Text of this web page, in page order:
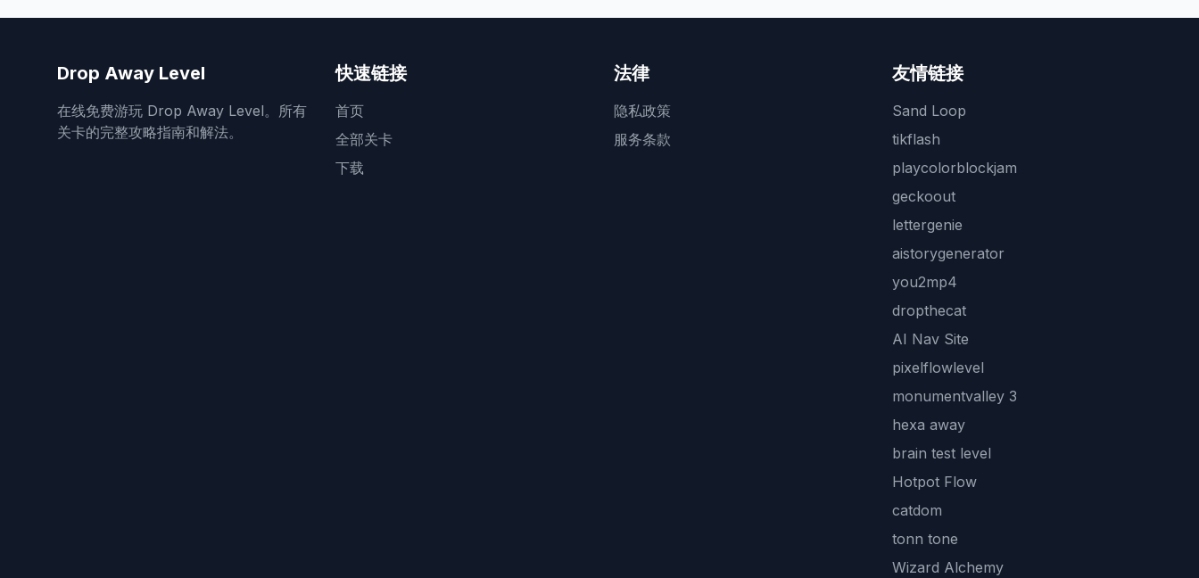
Drop Away Level
在线免费游玩 Drop Away Level。所有
关卡的完整攻略指南和解法。
快速链接
首页
全部关卡
下载
法律
隐私政策
服务条款
友情链接
Sand Loop
tikflash
playcolorblockjam
geckoout
lettergenie
aistorygenerator
you2mp4
dropthecat
AI Nav Site
pixelflowlevel
monumentvalley 3
hexa away
brain test level
Hotpot Flow
catdom
tonn tone
Wizard Alchemy